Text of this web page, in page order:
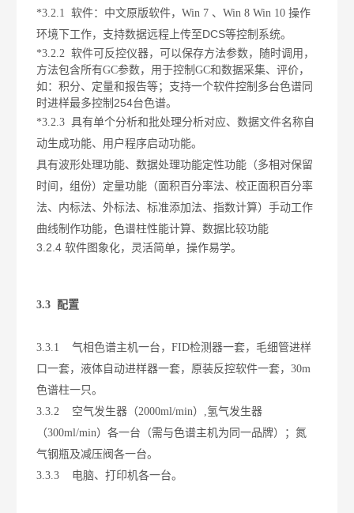
*3.2.1 软件： 中文原版软件，Win 7 、Win 8 Win 10操作
环境下工作， 支持数据远程上传至DCS等控制系统。
*3.2.2 软件可反控仪器，可以保存方法参数，随时调用，
方法包含所有GC参数，用于控制GC和数据采集、评价，
如：积分、定量和报告等； 支持一个软件控制多台色谱同
时进样最多控制254台色谱。
*3.2.3 具有单个分析和批处理分析对应、数据文件名称自
动生成功能、用户程序启动功能。
具有波形处理功能、数据处理功能定性功能（多相对保留
时间，组份）定量功能（面积百分率法、校正面积百分率
法、内标法、外标法、标准添加法、指数计算）手动工作
曲线制作功能，色谱柱性能计算、数据比较功能
3.2.4软件图象化，灵活简单，操作易学。
3.3 配置
3.3.1 气相色谱主机一台，FID检测器一套，毛细管进样
口一套，液体自动进样器一套，原装反控软件一套，30m
色谱柱一只。
3.3.2
空气发生器（2000ml/min） ,氢气发生器
（300ml/min）各一台（需与色谱主机为同一品牌）；氮
气钢瓶及减压阀各一台。
3.3.3
电脑、打印机各一台。